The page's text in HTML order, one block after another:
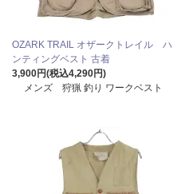
OZARK TRAIL オザークトレイル ハ
ンティングベスト 古着
3,900円(税込4,290円)
メンズ 狩猟 釣り ワークベスト